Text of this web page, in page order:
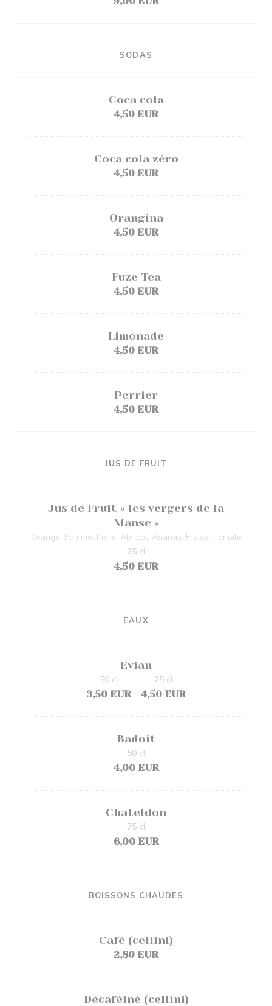
SODAS
Coca cola
4,50 EUR
Coca cola zéro
4,50 EUR
Orangina
4,50 EUR
Fuze Tea
4,50 EUR
Limonade
4,50 EUR
Perrier
4,50 EUR
JUS DE FRUIT
Jus de Fruit « les vergers de la
Manse »
Orange, Pomme, Poire, Abricot, Ananas, Fraise, Tomate
4,50 EUR
25 cl
EAUX
Evian
3,50 EUR
50 cl
4,50 EUR
75 cl
Badoit
4,00 EUR
50 cl
Chateldon
6,00 EUR
75 cl
BOISSONS CHAUDES
Café (cellini)
2,80 EUR
Décaféiné (cellini)